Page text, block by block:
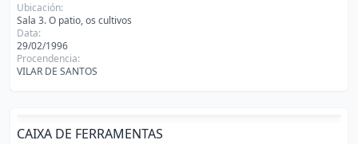
Ubicación:
Sala 3. O patio, os cultivos
Data:
29/02/1996
Procendencia:
VILAR DE SANTOS
CAIXA DE FERRAMENTAS